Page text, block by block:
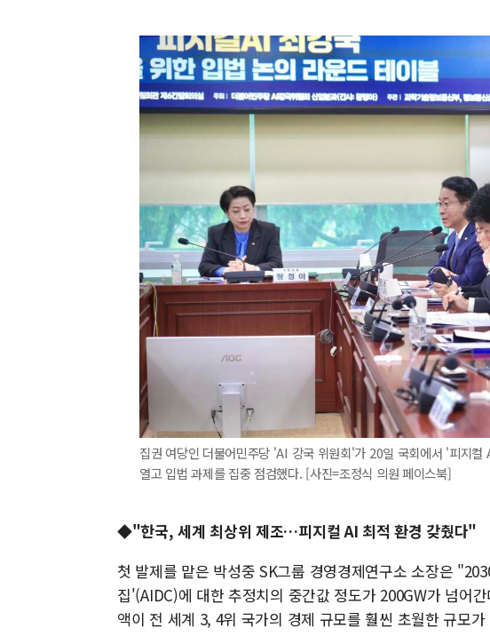
집권 여당인 더불어민주당 'AI 강국 위원회'가 20일 국회에서 '피지
열고 입법 과제를 집중 점검했다. [사진=조정식 의원 페이스북]
◆"한국, 세계 최상위 제조…피지컬 AI 최적 환경 갖췄다"
첫 발제를 맡은 박성중 SK그룹 경영경제연구소 소장은
집'(AIDC)에 대한 추정치의 중간값 정도가 200GW가 넘어
액이 전 세계 3, 4위 국가의 경제 규모를 훨씬 초월한 규모